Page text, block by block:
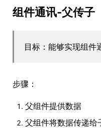
组件通讯-父传子
目标：能够实现组件
步骤：
父组件提供数据
父组件将数据传递给